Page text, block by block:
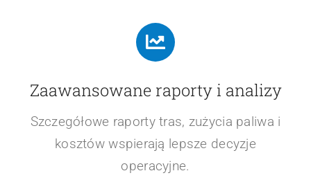
Zaawansowane raporty i analizy
Szczegółowe raporty tras, zużycia paliwa i
kosztów wspierają lepsze decyzje
operacyjne.